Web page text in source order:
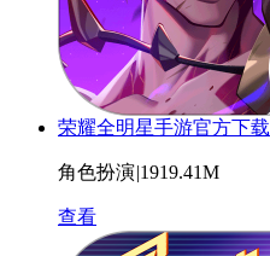
荣耀全明星手游官方下载
角色扮演|1919.41M
查看